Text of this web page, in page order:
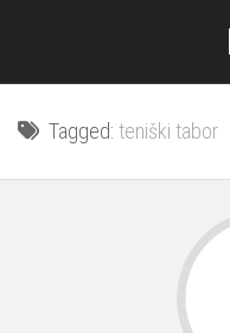
Tagged: teniški tabor